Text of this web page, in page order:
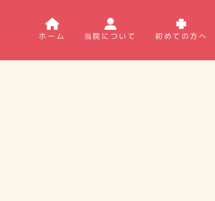
ホーム 当院について 初めての方へ